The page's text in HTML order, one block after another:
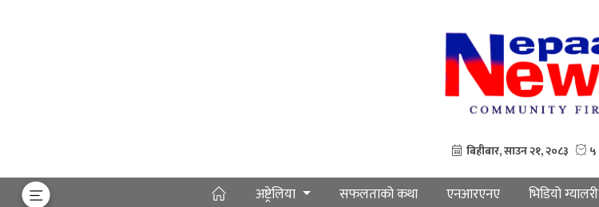
अष्ट्रेलिया सफलताको कथा एनआरएनए भिडियो ग्यालरी